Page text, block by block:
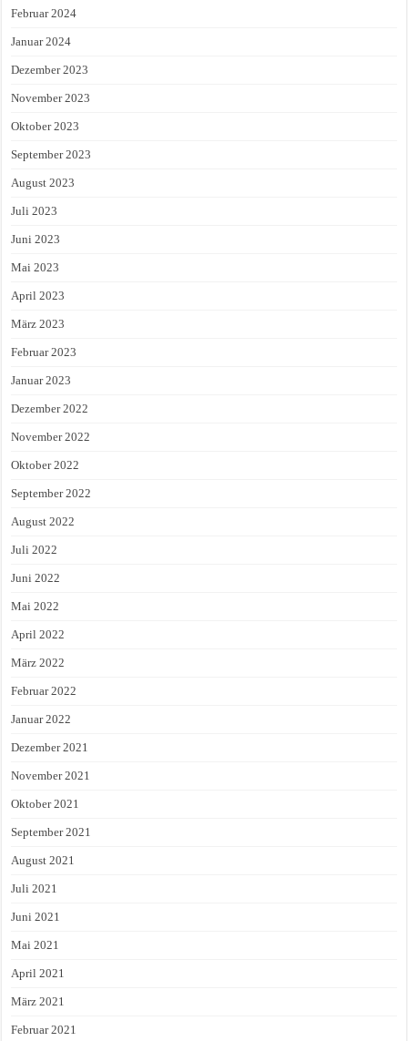
Februar 2024
Januar 2024
Dezember 2023
November 2023
Oktober 2023
September 2023
August 2023
Juli 2023
Juni 2023
Mai 2023
April 2023
März 2023
Februar 2023
Januar 2023
Dezember 2022
November 2022
Oktober 2022
September 2022
August 2022
Juli 2022
Juni 2022
Mai 2022
April 2022
März 2022
Februar 2022
Januar 2022
Dezember 2021
November 2021
Oktober 2021
September 2021
August 2021
Juli 2021
Juni 2021
Mai 2021
April 2021
März 2021
Februar 2021